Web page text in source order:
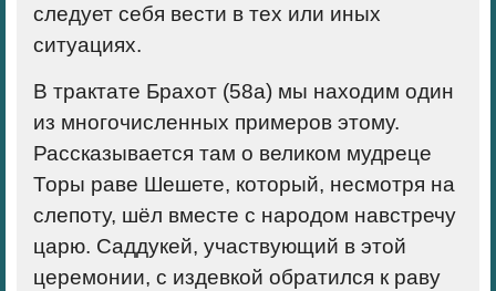
следует себя вести в тех или иных
ситуациях.
В трактате Брахот (58а) мы находим один
из многочисленных примеров этому.
Рассказывается там о великом мудреце
Торы раве Шешете, который, несмотря на
слепоту, шёл вместе с народом навстречу
царю. Саддукей, участвующий в этой
церемонии, с издевкой обратился к раву